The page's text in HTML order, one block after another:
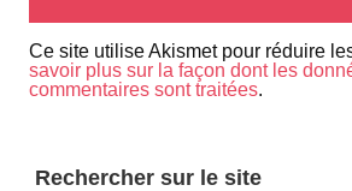
Ce site utilise Akismet pour réduire
savoir plus sur la façon dont les
commentaires sont traitées.
Rechercher sur le site